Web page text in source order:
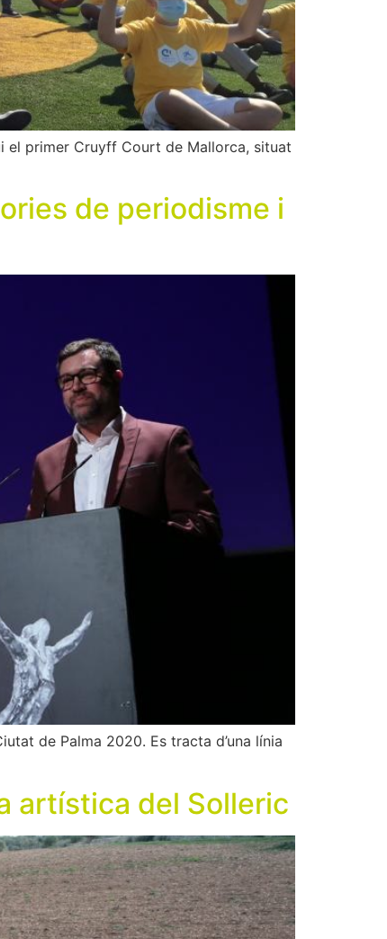
el primer Cruyff Court de Mallorca, situat
de periodisme i
de Palma 2020. Es tracta d’una línia
artística del Solleric